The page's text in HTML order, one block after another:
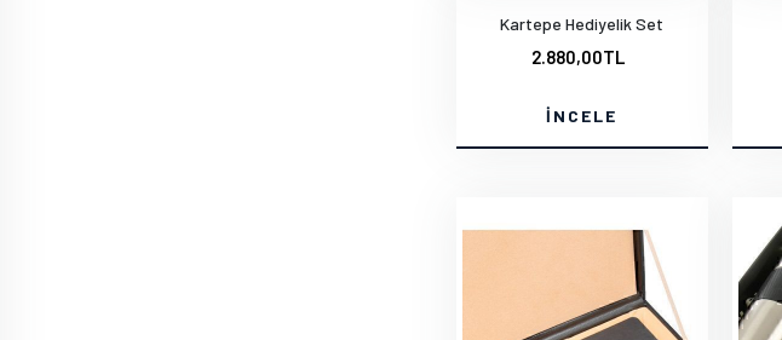
Kartepe Hediyelik Set
2.880,00TL
İNCELE